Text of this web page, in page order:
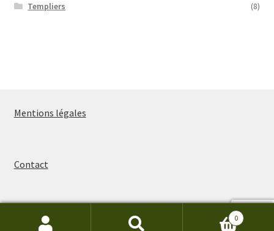
Templiers
(8)
Mentions légales
Contact
0